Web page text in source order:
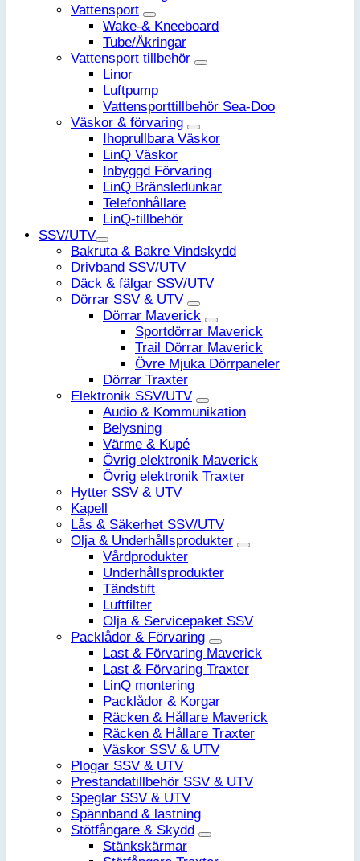
Vattensport
Wake-& Kneeboard
Tube/Åkringar
Vattensport tillbehör
Linor
Luftpump
Vattensporttillbehör Sea-Doo
Väskor & förvaring
Ihoprullbara Väskor
LinQ Väskor
Inbyggd Förvaring
LinQ Bränsledunkar
Telefonhållare
LinQ-tillbehör
SSV/UTV
Bakruta & Bakre Vindskydd
Drivband SSV/UTV
Däck & fälgar SSV/UTV
Dörrar SSV & UTV
Dörrar Maverick
Sportdörrar Maverick
Trail Dörrar Maverick
Övre Mjuka Dörrpaneler
Dörrar Traxter
Elektronik SSV/UTV
Audio & Kommunikation
Belysning
Värme & Kupé
Övrig elektronik Maverick
Övrig elektronik Traxter
Hytter SSV & UTV
Kapell
Lås & Säkerhet SSV/UTV
Olja & Underhållsprodukter
Vårdprodukter
Underhållsprodukter
Tändstift
Luftfilter
Olja & Servicepaket SSV
Packlådor & Förvaring
Last & Förvaring Maverick
Last & Förvaring Traxter
LinQ montering
Packlådor & Korgar
Räcken & Hållare Maverick
Räcken & Hållare Traxter
Väskor SSV & UTV
Plogar SSV & UTV
Prestandatillbehör SSV & UTV
Speglar SSV & UTV
Spännband & lastning
Stötfångare & Skydd
Stänkskärmar